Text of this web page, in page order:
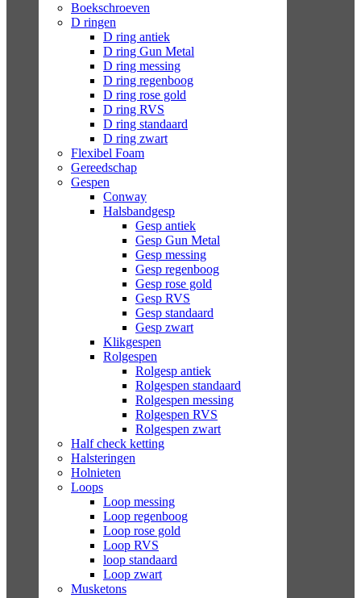
Boekschroeven
D ringen
D ring antiek
D ring Gun Metal
D ring messing
D ring regenboog
D ring rose gold
D ring RVS
D ring standaard
D ring zwart
Flexibel Foam
Gereedschap
Gespen
Conway
Halsbandgesp
Gesp antiek
Gesp Gun Metal
Gesp messing
Gesp regenboog
Gesp rose gold
Gesp RVS
Gesp standaard
Gesp zwart
Klikgespen
Rolgespen
Rolgesp antiek
Rolgespen standaard
Rolgespen messing
Rolgespen RVS
Rolgespen zwart
Half check ketting
Halsteringen
Holnieten
Loops
Loop messing
Loop regenboog
Loop rose gold
Loop RVS
loop standaard
Loop zwart
Musketons